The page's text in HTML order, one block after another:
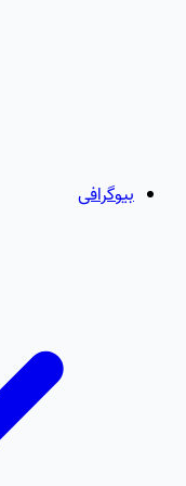
بیوگرافی